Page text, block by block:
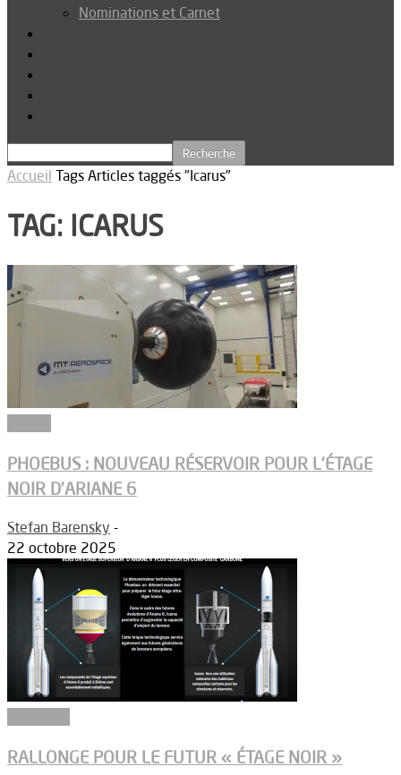
Nominations et Carnet
Accueil Tags Articles taggés "Icarus"
TAG: ICARUS
PHOEBUS : NOUVEAU RÉSERVOIR POUR L’ÉTAGE
NOIR D’ARIANE 6
Stefan Barensky -
22 octobre 2025
RALLONGE POUR LE FUTUR « ÉTAGE NOIR »